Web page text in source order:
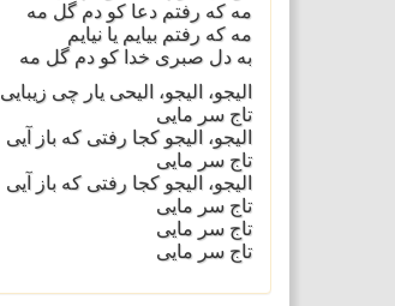
مه که رفتم دعا کو دم گل مه
مه که رفتم بیایم یا نیایم
به دل صبری خدا کو دم گل مه
الیجو، الیجو، الیحی یار چی زیبایی
تاج سر مایی
الیجو، الیجو کجا رفتی که باز آیی
تاج سر مایی
الیجو، الیجو کجا رفتی که باز آیی
تاج سر مایی
تاج سر مایی
تاج سر مایی